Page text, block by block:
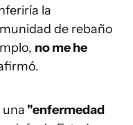
la
de rebaño
no me he
una "enfermedad